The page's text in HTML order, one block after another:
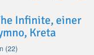
Infinite, einer
Kreta
(22)